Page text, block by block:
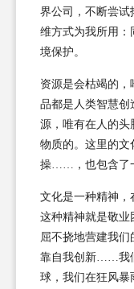
界公司，不断尝试
维方式为我所用：
境保护。
资源是会枯竭的
品都是人类智慧创
源，唯有在人的头
物质的。这里的文
操……，也包含了
文化是一种精神，
这种精神就是敬业
屈不挠地营建我
靠自我创新……我
球，我们在狂风